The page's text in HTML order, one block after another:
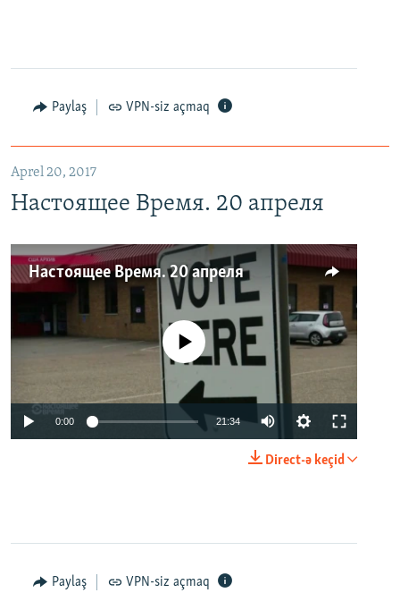
Paylaş VPN-siz açmaq
Aprel 20, 2017
Настоящее Время. 20 апреля
Настоящее Время. 20 апреля
No media source currently available
0:00 21:34
Direct-ə keçid
Paylaş VPN-siz açmaq